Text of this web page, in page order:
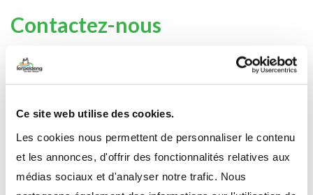
Ce site web utilise des cookies.
Les cookies nous permettent de personnaliser le contenu
et les annonces, d'offrir des fonctionnalités relatives aux
médias sociaux et d'analyser notre trafic. Nous
Contactez-nous
21, Porte des Ardennes
T. (+352) 81 26 74 1
F. (+352) 81 97 08
Horaires d'ouverture :